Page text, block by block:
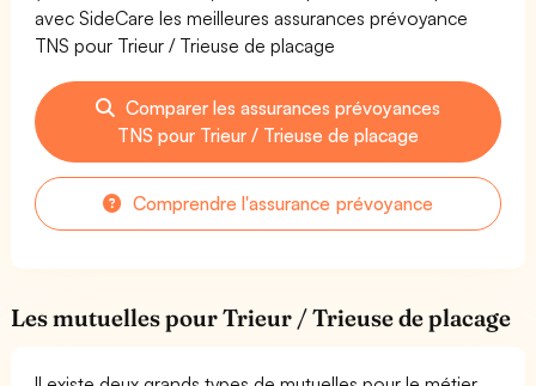
avec SideCare les meilleures assurances prévoyance
TNS pour Trieur / Trieuse de placage
Comparer les assurances prévoyances
TNS pour Trieur / Trieuse de placage
Comprendre l'assurance prévoyance
Les mutuelles pour Trieur / Trieuse de placage